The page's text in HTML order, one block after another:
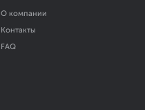
О компании
Контакты
FAQ